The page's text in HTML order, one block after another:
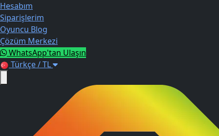
Hesabım
Siparişlerim
Oyuncu Blog
Çözüm Merkezi
WhatsApp'tan Ulaşın
Türkçe / TL